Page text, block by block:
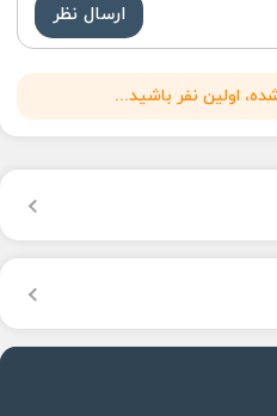
ارسال نظر
اولین نفر باشید...